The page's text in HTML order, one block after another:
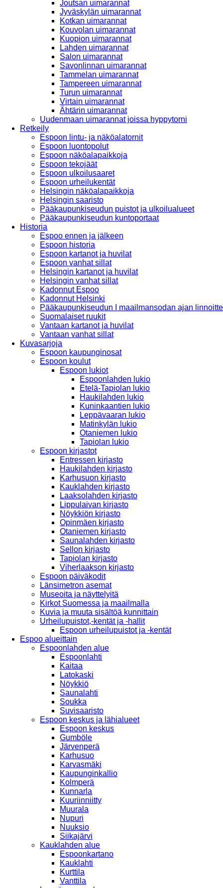
Joutsan uimarannat
Jyväskylän uimarannat
Kotkan uimarannat
Kouvolan uimarannat
Kuopion uimarannat
Lahden uimarannat
Salon uimarannat
Savonlinnan uimarannat
Tammelan uimarannat
Tampereen uimarannat
Turun uimarannat
Virtain uimarannat
Ähtärin uimarannat
Uudenmaan uimarannat joissa hyppytorni
Retkeily
Espoon lintu- ja näköalatornit
Espoon luontopolut
Espoon näköalapaikkoja
Espoon tekojäät
Espoon ulkoilusaaret
Espoon urheilukentät
Helsingin näköalapaikkoja
Helsingin saaristo
Pääkaupunkiseudun puistot ja ulkoilualueet
Pääkaupunkiseudun kuntoportaat
Historia
Espoo ennen ja jälkeen
Espoon historia
Espoon kartanot ja huvilat
Espoon vanhat sillat
Helsingin kartanot ja huvilat
Helsingin vanhat sillat
Kadonnut Espoo
Kadonnut Helsinki
Pääkaupunkiseudun I maailmansodan ajan
Suomalaiset ruukit
Vantaan kartanot ja huvilat
Vantaan vanhat sillat
Kuvasarjoja
Espoon kaupunginosat
Espoon koulut
Espoon lukiot
Espoonlahden lukio
Etelä-Tapiolan lukio
Haukilahden lukio
Kuninkaantien lukio
Leppävaaran lukio
Matinkylän lukio
Otaniemen lukio
Tapiolan lukio
Espoon kirjastot
Entressen kirjasto
Haukilahden kirjasto
Karhusuon kirjasto
Kauklahden kirjasto
Laaksolahden kirjasto
Lippulaivan kirjasto
Nöykkiön kirjasto
Opinmäen kirjasto
Otaniemen kirjasto
Saunalahden kirjasto
Sellon kirjasto
Tapiolan kirjasto
Viherlaakson kirjasto
Espoon päiväkodit
Länsimetron asemat
Museoita ja näyttelyitä
Kirkot Suomessa ja maailmalla
Kuvia ja muuta sisältöä kunnittain
Urheilupuistot,-kentät ja -hallit
Espoon urheilupuistot ja -kentät
Espoo alueittain
Espoonlahden alue
Espoonlahti
Kaitaa
Latokaski
Nöykkiö
Saunalahti
Soukka
Suvisaaristo
Espoon keskus ja lähialueet
Espoon keskus
Gumböle
Järvenperä
Karhusuo
Karvasmäki
Kaupunginkallio
Kolmperä
Kunnarla
Kuuriinniitty
Muurala
Nupuri
Nuuksio
Siikajärvi
Kauklahden alue
Espoonkartano
Kauklahti
Kurttila
Vanttila